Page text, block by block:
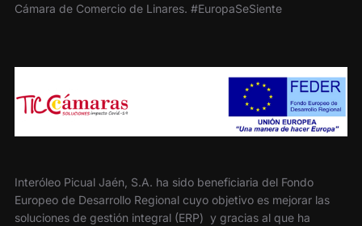
Cámara de Comercio de Linares. #EuropaSeSiente
Interóleo Picual Jaén, S.A. ha sido beneficiaria del Fondo
Europeo de Desarrollo Regional cuyo objetivo es mejorar las
soluciones de gestión integral (ERP) y gracias al que ha